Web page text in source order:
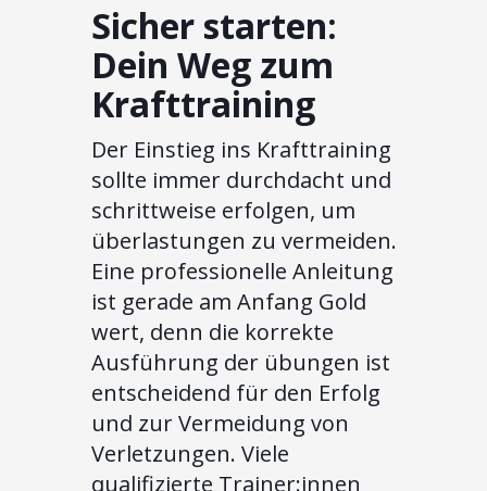
Sicher starten:
Dein Weg zum
Krafttraining
Der Einstieg ins Krafttraining
sollte immer durchdacht und
schrittweise erfolgen, um
überlastungen zu vermeiden.
Eine professionelle Anleitung
ist gerade am Anfang Gold
wert, denn die korrekte
Ausführung der übungen ist
entscheidend für den Erfolg
und zur Vermeidung von
Verletzungen. Viele
qualifizierte Trainer:innen